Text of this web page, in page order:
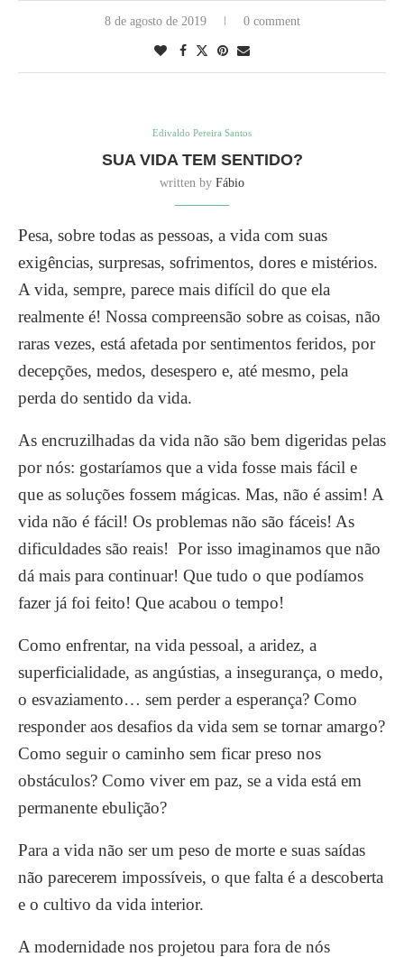
8 de agosto de 2019 0 comment
Edivaldo Pereira Santos
SUA VIDA TEM SENTIDO?
written by Fábio
Pesa, sobre todas as pessoas, a vida com suas
exigências, surpresas, sofrimentos, dores e mistérios.
A vida, sempre, parece mais difícil do que ela
realmente é! Nossa compreensão sobre as coisas, não
raras vezes, está afetada por sentimentos feridos, por
decepções, medos, desespero e, até mesmo, pela
perda do sentido da vida.
As encruzilhadas da vida não são bem digeridas pelas
por nós: gostaríamos que a vida fosse mais fácil e
que as soluções fossem mágicas. Mas, não é assim! A
vida não é fácil! Os problemas não são fáceis! As
dificuldades são reais! Por isso imaginamos que não
dá mais para continuar! Que tudo o que podíamos
fazer já foi feito! Que acabou o tempo!
Como enfrentar, na vida pessoal, a aridez, a
superficialidade, as angústias, a insegurança, o medo,
o esvaziamento… sem perder a esperança? Como
responder aos desafios da vida sem se tornar amargo?
Como seguir o caminho sem ficar preso nos
obstáculos? Como viver em paz, se a vida está em
permanente ebulição?
Para a vida não ser um peso de morte e suas saídas
não parecerem impossíveis, o que falta é a descoberta
e o cultivo da vida interior.
A modernidade nos projetou para fora de nós